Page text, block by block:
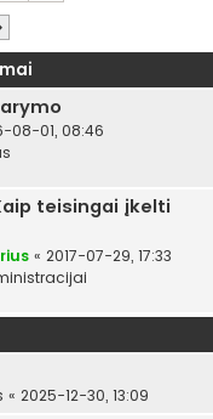
08-01, 08:46
teisingai įkelti
« 2017-07-29, 17:33
« 2025-12-30, 13:09